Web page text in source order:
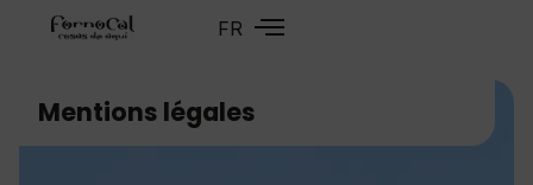
FR
EN
Mentions légales